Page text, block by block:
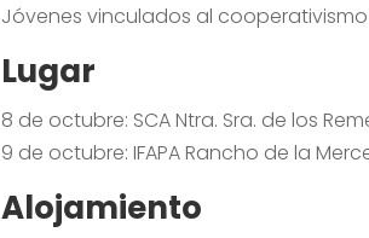
Jóvenes vinculados al
Lugar
8 de octubre: SCA Ntra. Sra. de los
9 de octubre:IFAPA Rancho de la
Alojamiento